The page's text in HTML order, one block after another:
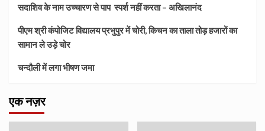
सदाशिव के नाम उच्चारण से पाप स्पर्श नहीं करता – अखिलानंद
पीएम श्री कंपोजिट विद्यालय प्रभुपुर में चोरी, किचन का ताला तोड़ हजारों का
सामान ले उड़े चोर
चन्दौली में लगा भीषण जमा
एक नज़र